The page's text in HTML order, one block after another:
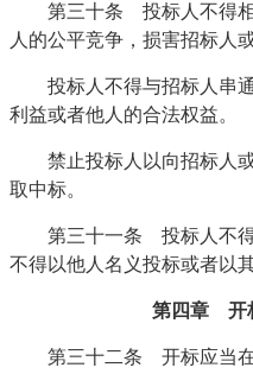
第三十条 投标人不得
人的公平竞争，损害招标人
投标人不得与招标人串
利益或者他人的合法权益。
禁止投标人以向招标人
取中标。
第三十一条 投标人不得
不得以他人名义投标或者以
第四章 开
第三十二条 开标应当